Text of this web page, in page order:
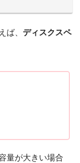
ば、 ディスクスペ
量が大きい場合